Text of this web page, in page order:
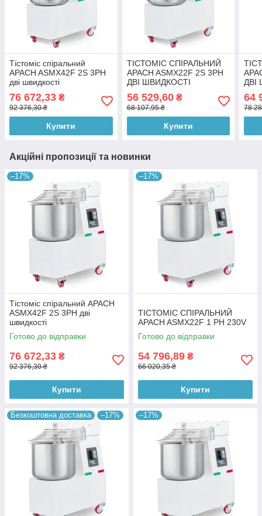
Тістоміс спіральний
APACH ASMX42F 2S 3PH
дві швидкості
76 672,33 ₴
92 376,30 ₴
Купити
ТІСТОМІС СПІРАЛЬНИЙ
APACH ASMX22F 2S 3PH
ДВІ ШВИДКОСТІ
56 529,60₴
68 107,95 ₴
Купити
ДВІ
64
78
Акційні пропозиції та новинки
–17%
Тістоміс спіральний APACH
ASMX42F 2S 3PH дві
швидкості
Готово до відправки
76 672,33 ₴
92 376,30 ₴
Купити
–17%
ТІСТОМІС СПІРАЛЬНИЙ
APACH ASMX22F 1 PH 230V
Готово до відправки
54 796,89 ₴
66 020,35 ₴
Купити
Безкоштовна доставка –17% –17%